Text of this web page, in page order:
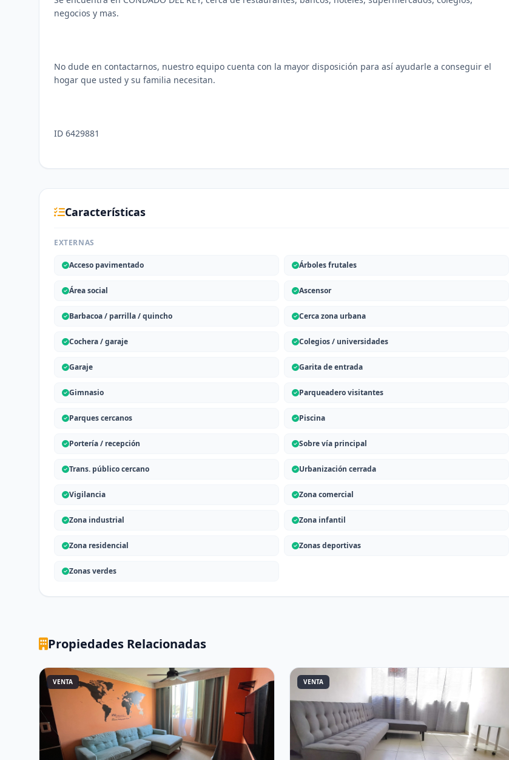
negocios y mas.
No dude en contactarnos, nuestro equipo cuenta con la mayor disposición para así ayudarle a conseguir el
hogar que usted y su familia necesitan.
ID 6429881
Características
EXTERNAS
Acceso pavimentado Árboles frutales
Área social Ascensor
Barbacoa / parrilla / quincho Cerca zona urbana
Cochera / garaje Colegios / universidades
Garaje Garita de entrada
Gimnasio Parqueadero visitantes
Parques cercanos Piscina
Portería / recepción Sobre vía principal
Trans. público cercano Urbanización cerrada
Vigilancia Zona comercial
Zona industrial Zona infantil
Zona residencial Zonas deportivas
Zonas verdes
Propiedades Relacionadas
VENTA VENTA